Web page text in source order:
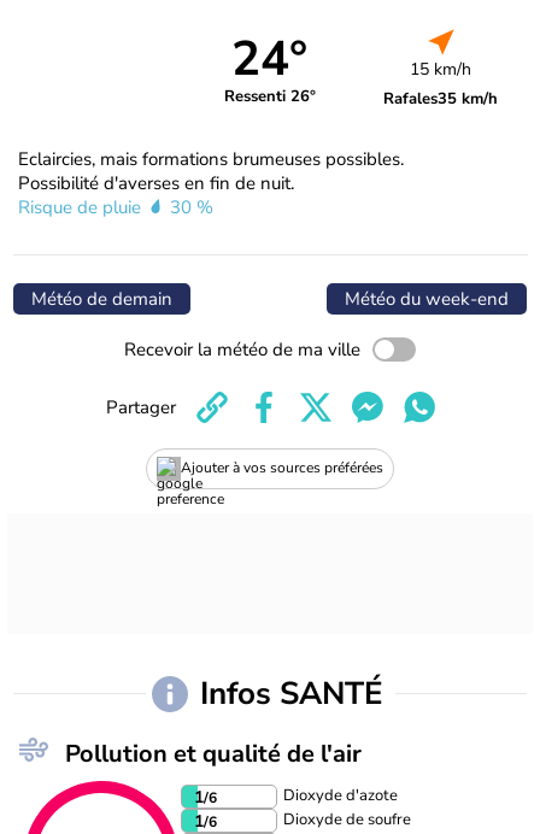
24°
Ressenti 26°
15 km/h
Rafales35 km/h
Eclaircies, mais formations brumeuses possibles.
Possibilité d'averses en fin de nuit.
Risque de pluie
30 %
Météo de demain Météo du week-end
Recevoir la météo de ma ville
Ajouter à vos sources préférées
Partager
Infos SANTÉ
Pollution et qualité de l'air
1/6 Dioxyde d'azote
1/6 Dioxyde de soufre